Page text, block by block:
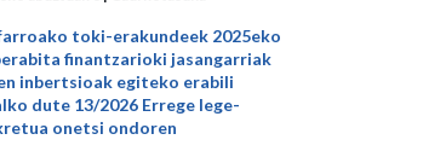
toki-erakundeek 2025eko
finantzarioki jasangarriak
inbertsioak egiteko erabili
dute 13/2026 Errege lege-
onetsi ondoren